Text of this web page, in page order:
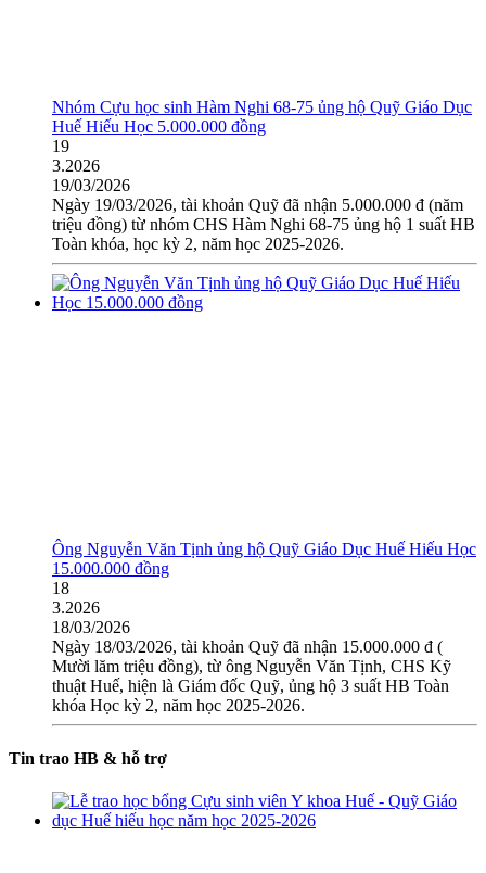
Nhóm Cựu học sinh Hàm Nghi 68-75 ủng hộ Quỹ Giáo Dục
Huế Hiếu Học 5.000.000 đồng
19
3.2026
19/03/2026
Ngày 19/03/2026, tài khoản Quỹ đã nhận 5.000.000 đ (năm
triệu đồng) từ nhóm CHS Hàm Nghi 68-75 ủng hộ 1 suất HB
Toàn khóa, học kỳ 2, năm học 2025-2026.
Ông Nguyễn Văn Tịnh ủng hộ Quỹ Giáo Dục Huế Hiếu Học
15.000.000 đồng
18
3.2026
18/03/2026
Ngày 18/03/2026, tài khoản Quỹ đã nhận 15.000.000 đ (
Mười lăm triệu đồng), từ ông Nguyễn Văn Tịnh, CHS Kỹ
thuật Huế, hiện là Giám đốc Quỹ, ủng hộ 3 suất HB Toàn
khóa Học kỳ 2, năm học 2025-2026.
Tin trao HB & hỗ trợ